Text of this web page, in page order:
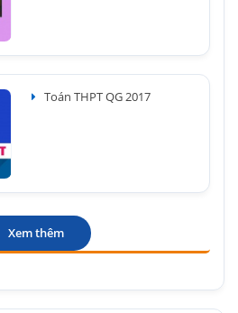
Toán THPT QG 2017
Xem thêm